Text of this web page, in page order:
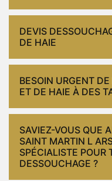
DEVIS
DE HAIE
BESOIN URGENT
ET DE HAIE À DES
SAVIEZ-VOUS QUE
SAINT MARTIN L
SPÉCIALISTE POUR
DESSOUCHAGE ?